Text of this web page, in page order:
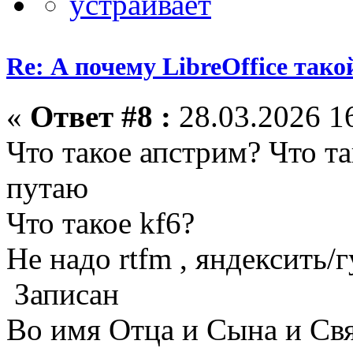
Re: А почему LibreOffice
« Ответ #8 : 28.03.2026
Что такое апстрим? Что
путаю
Что такое kf6?
Не надо rtfm , яндексить/
Записан
Во имя Отца и Сына и